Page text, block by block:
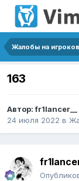
Жалобы на игроков
163
Автор:fr1lancer__
24 июля 2022 в